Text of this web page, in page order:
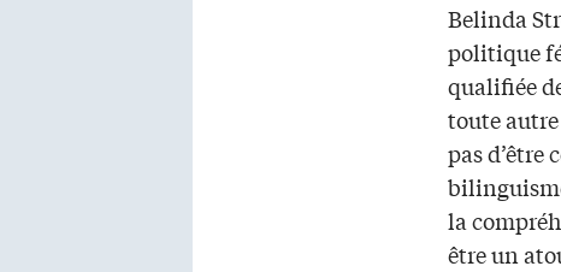
Belinda
politique
qualifiée
toute
pas d’être
la
être un